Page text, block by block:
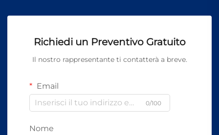
Richiedi un Preventivo Gratuito
Il nostro rappresentante ti contatterà a breve.
Email
0/100
Nome